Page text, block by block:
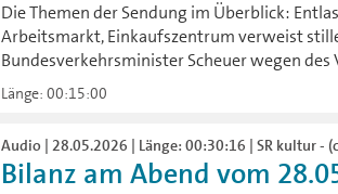
Die Themen der Sendung im Überblick:
Arbeitsmarkt, Einkaufszentrum verweist
Bundesverkehrsminister Scheuer wegen
Länge: 00:15:00
Audio | 28.05.2026 | Länge: 00:30:16 | SR kultur -
Bilanz am Abend vom